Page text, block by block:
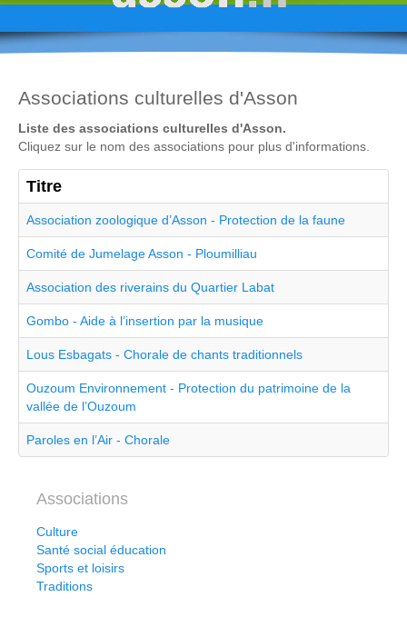
Associations culturelles d'Asson
Liste des associations culturelles d'Asson.
Cliquez sur le nom des associations pour plus d'informations.
Titre
Association zoologique d’Asson - Protection de la faune
Comité de Jumelage Asson - Ploumilliau
Association des riverains du Quartier Labat
Gombo - Aide à l’insertion par la musique
Lous Esbagats - Chorale de chants traditionnels
Ouzoum Environnement - Protection du patrimoine de la
vallée de l’Ouzoum
Paroles en l’Air - Chorale
Associations
Culture
Santé social éducation
Sports et loisirs
Traditions